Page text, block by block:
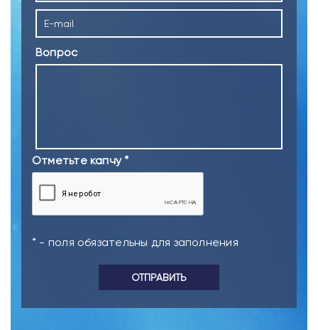
Вопрос
Отметьте капчу *
* - поля обязательны для заполнения
ОТПРАВИТЬ